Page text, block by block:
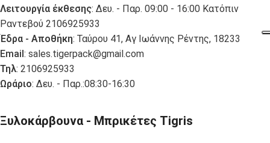
Λειτουργία έκθεσης: Δευ. - Παρ. 09:00 - 16:00 Κατόπιν
Ραντεβού 2106925933
Έδρα - Αποθήκη: Ταύρου 41, Αγ Ιωάννης Ρέντης, 18233
Email: sales.tigerpack@gmail.com
Τηλ: 2106925933
Ωράριο: Δευ. - Παρ.:08:30-16:30
Ξυλοκάρβουνα - Μπρικέτες Tigris